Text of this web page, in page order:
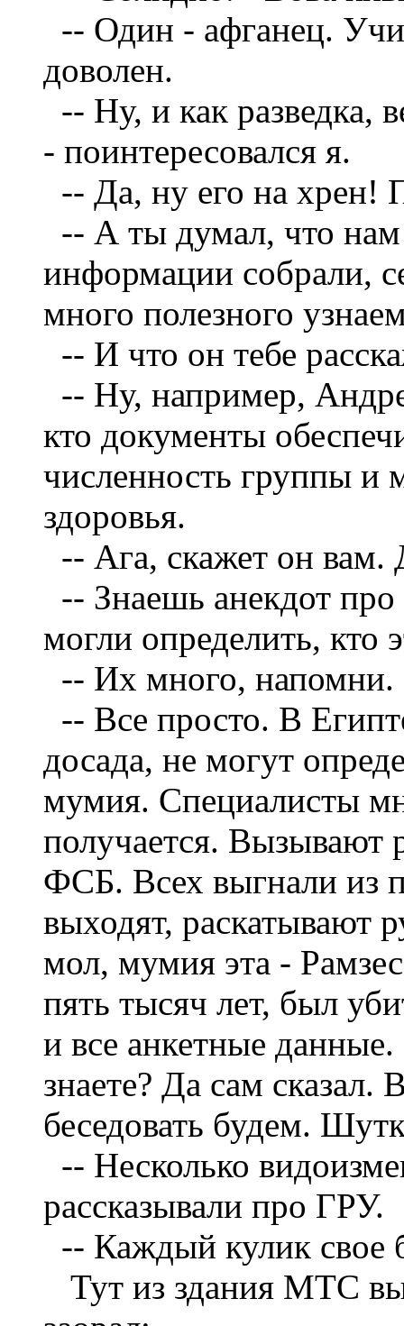
-- Один - афганец.
доволен.
-- Ну, и как разведка,
- поинтересовался я.
-- Да, ну его на хрен!
-- А ты думал, что нам
информации собрали,
много полезного
-- И что он тебе
-- Ну, например,
кто документы
численность группы и
здоровья.
-- Ага, скажет он
-- Знаешь анекдот
могли определить, кто
-- Их много, напомни.
-- Все просто. В
досада, не могут
мумия. Специалисты
получается. Вызывают
ФСБ. Всех выгнали из
выходят, раскатывают
мол, мумия эта -
пять тысяч лет, был
и все анкетные
знаете? Да сам сказал.
беседовать будем.
-- Несколько
рассказывали про ГРУ.
-- Каждый кулик свое
Тут из здания МТС